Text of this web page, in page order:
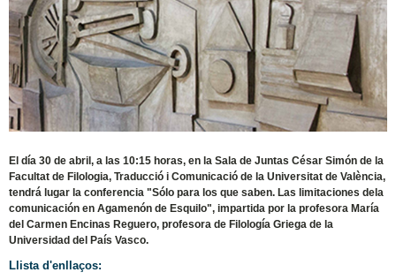
El día 30 de abril, a las 10:15 horas, en la Sala de Juntas César Simón de la
Facultat de Filologia, Traducció i Comunicació de la Universitat de València,
tendrá lugar la conferencia "Sólo para los que saben. Las limitaciones dela
comunicación en Agamenón de Esquilo", impartida por la profesora María
del Carmen Encinas Reguero, profesora de Filología Griega de la
Universidad del País Vasco.
Llista d'enllaços: